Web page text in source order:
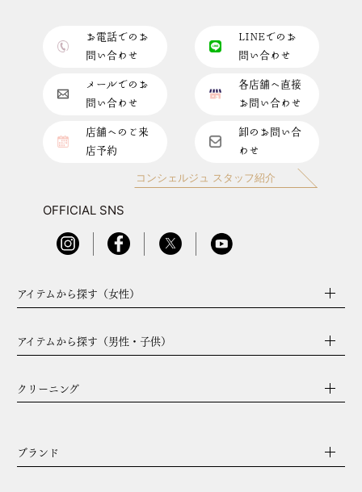
お電話でのお
問い合わせ
LINEでのお
問い合わせ
メールでのお
問い合わせ
各店舗へ直接
お問い合わせ
店舗へのご来
店予約
卸のお問い合
わせ
コンシェルジュ スタッフ紹介
OFFICIAL SNS
アイテムから探す（女性）
アイテムから探す（男性・子供）
クリーニング
ブランド